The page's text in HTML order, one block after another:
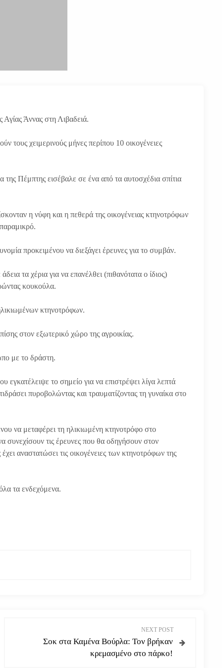
Αγίας Άννας στη Λιβαδειά.
τους χειμερινούς μήνες περίπου 10 οικογένειες
Πέμπτης εισέβαλε σε ένα από τα αυτοσχέδια σπίτια
η νύφη και η πεθερά της οικογένειας κτηνοτρόφων
προκειμένου να διεξάγει έρευνες για το συμβάν.
τα χέρια για να επανέλθει (πιθανότατα ο ίδιος)
κουκούλα.
κτηνοτρόφων.
στον εξωτερικό χώρο της αγροικίας.
με το δράστη.
το σημείο για να επιστρέψει λίγα λεπτά
πυροβολώντας και τραυματίζοντας τη γυναίκα στο
να μεταφέρει τη ηλικιωμένη κτηνοτρόφο στο
συνεχίσουν τις έρευνες που θα οδηγήσουν στον
αναστατώσει τις οικογένειες των κτηνοτρόφων της
τα ενδεχόμενα.
NEXT POST
Σοκ στα Καμένα Βούρλα: Τον βρήκαν
κρεμασμένο στο πάρκο!